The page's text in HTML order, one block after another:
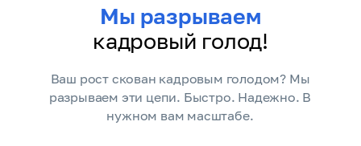
Мы разрываем
кадровый голод!
Ваш рост скован кадровым голодом? Мы
разрываем эти цепи. Быстро. Надежно. В
нужном вам масштабе.